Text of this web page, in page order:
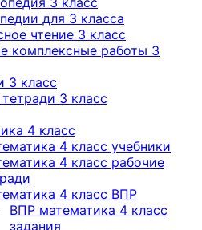
для 3 класса
чтение 3 класс
комплексные работы 3
3 класс
3 класс
4 класс
4 класс учебники
4 класс рабочие
4 класс ВПР
ВПР математика 4 класс
задания